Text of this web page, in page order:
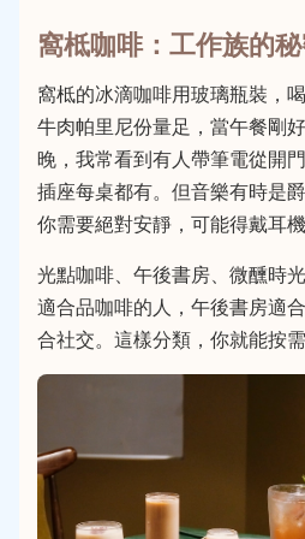
窩柢咖啡：工作族的
窩柢的冰滴咖啡用玻璃瓶裝，
牛肉帕里尼份量足，當午餐剛
晚，我常看到有人帶筆電從開
插座每桌都有。但音樂有時是
你需要絕對安靜，可能得戴耳機
光點咖啡、午後書房、微醺時
適合品咖啡的人，午後書房適
合社交。這樣分類，你就能按需